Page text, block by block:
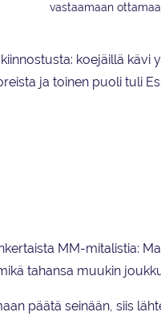
vastaamaan
koejäillä kävi
ja toinen puoli tuli
MM-mitalistia:
tahansa muukin
päätä seinään, siis